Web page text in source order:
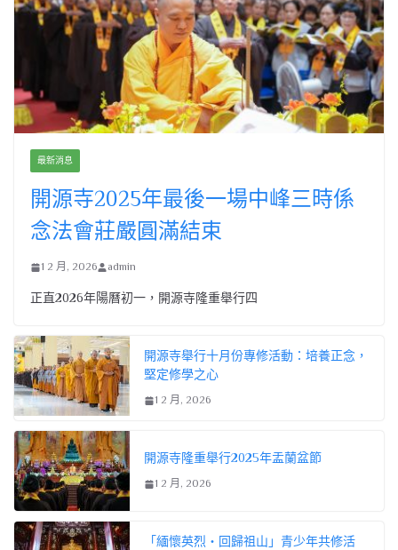
最新消息
開源寺2025年最後一場中峰三時係
念法會莊嚴圓滿結束
1 2 月, 2026 admin
正直2026年陽曆初一，開源寺隆重舉行四
開源寺舉行十月份專修活動：培養正念，
堅定修學之心
1 2 月, 2026
開源寺隆重舉行2025年盂蘭盆節
1 2 月, 2026
「緬懷英烈・回歸祖山」青少年共修活